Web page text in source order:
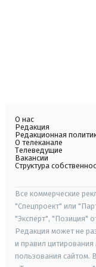
О нас
Редакция
Редакционная
О телеканале
Телеведущие
Вакансии
Структура
Все коммерческие
"Спецпроект" или
"Эксперт", "Позиция"
Редакция может не
и правил
пользования